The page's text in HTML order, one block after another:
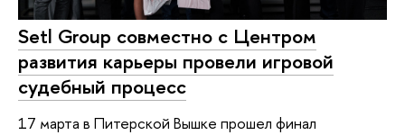
Setl Group совместно с Центром
развития карьеры провели игровой
судебный процесс
17 марта в Питерской Вышке прошел финал